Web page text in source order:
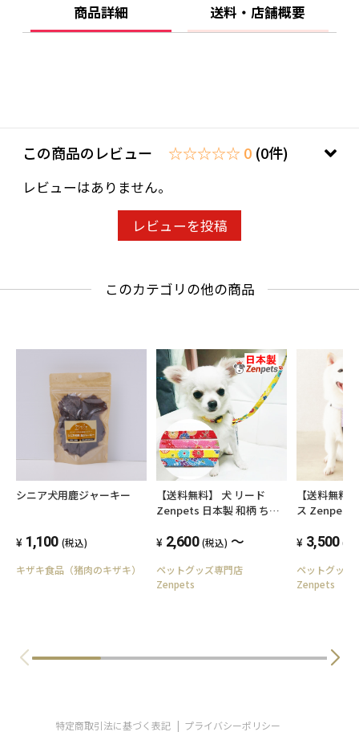
商品詳細 送料・店舗概要
この商品のレビュー ☆☆☆☆☆ 0 (0件)
レビューはありません。
レビューを投稿
このカテゴリの他の商品
シニア犬用鹿ジャーキー
1,100 (税込)
キザキ食品（猪肉のキザキ）
【送料無料】 犬 リード
Zenpets 日本製 和柄 ちり
2,600 (税込) ～
ペットグッズ専門店
Zenpets
【送料無料
ス Zenpets
3,500 (税
ペットグッ
Zenpets
特定商取引法に基づく表記 プライバシーポリシー